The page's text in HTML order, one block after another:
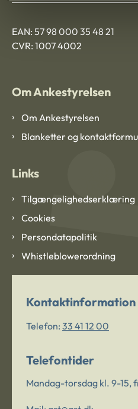
EAN: 57 98 000 35 48 21
CVR: 1007 4002
Om Ankestyrelsen
Om Ankestyrelsen
Blanketter og
Links
Tilgængelighedserklæring
Cookies
Persondatapolitik
Whistleblowerordning
Kontaktinformation
Telefon: 33 41 12 00
Telefontider
Mandag-torsdag kl. 9-15,